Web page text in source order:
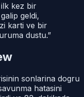
kez bir
geldi,
karti ve bir
dustu.”
sonlarina dogru
hatasini